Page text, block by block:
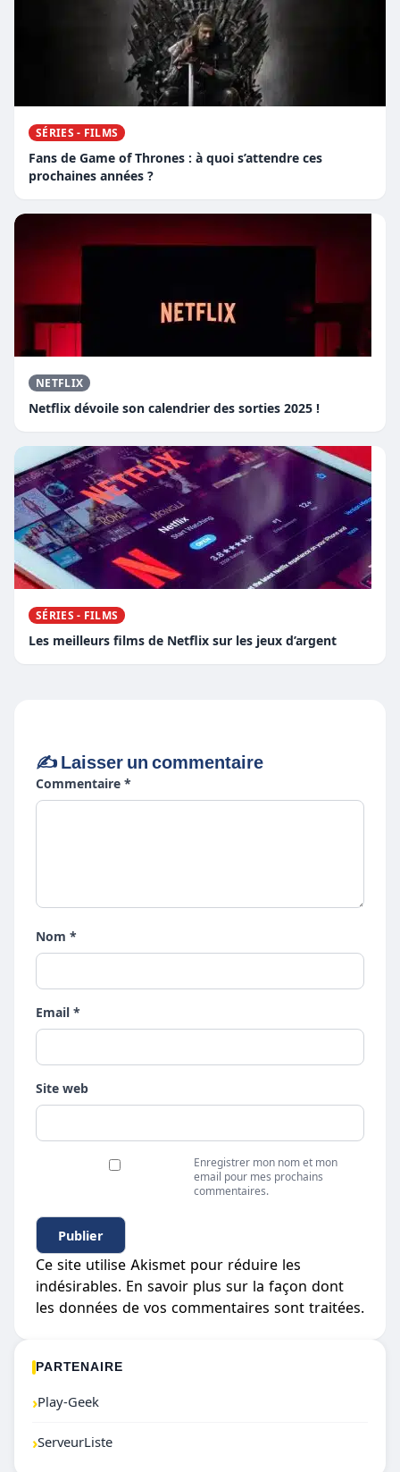
SÉRIES - FILMS
Fans de Game of Thrones : à quoi s’attendre ces
prochaines années ?
NETFLIX
Netflix dévoile son calendrier des sorties 2025 !
SÉRIES - FILMS
Les meilleurs films de Netflix sur les jeux d’argent
✍️ Laisser un commentaire
Commentaire *
Nom *
Email *
Site web
Enregistrer mon nom et mon
email pour mes prochains
commentaires.
Ce site utilise Akismet pour réduire les
indésirables. En savoir plus sur la façon dont
les données de vos commentaires sont traitées.
PARTENAIRE
›Play-Geek
›ServeurListe